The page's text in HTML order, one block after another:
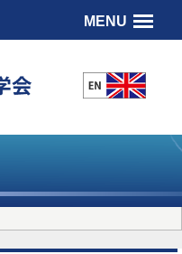
MENU